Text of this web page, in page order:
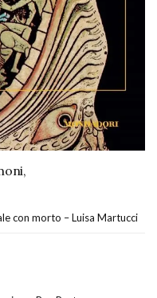
con morto – Luisa Martucci